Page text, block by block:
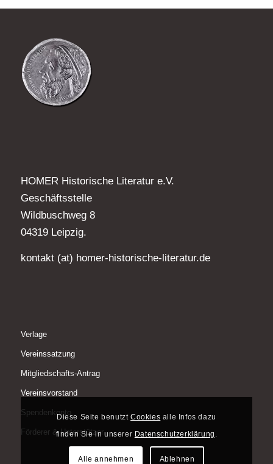
HOMER Historische Literatur e.V.
Geschäftsstelle
Wildbuschweg 8
04319 Leipzig.
kontakt (at) homer-historische-literatur.de
Verlage
Vereinssatzung
Mitgliedschafts-Antrag
Vereinsvorstand
Spendenkonto
Förderer & Unterstützer
Diese Seite benutztCookies alle Infos dazu
finden Sie in unserer Datenschutzerklärung
Alle annehmen Ablehnen